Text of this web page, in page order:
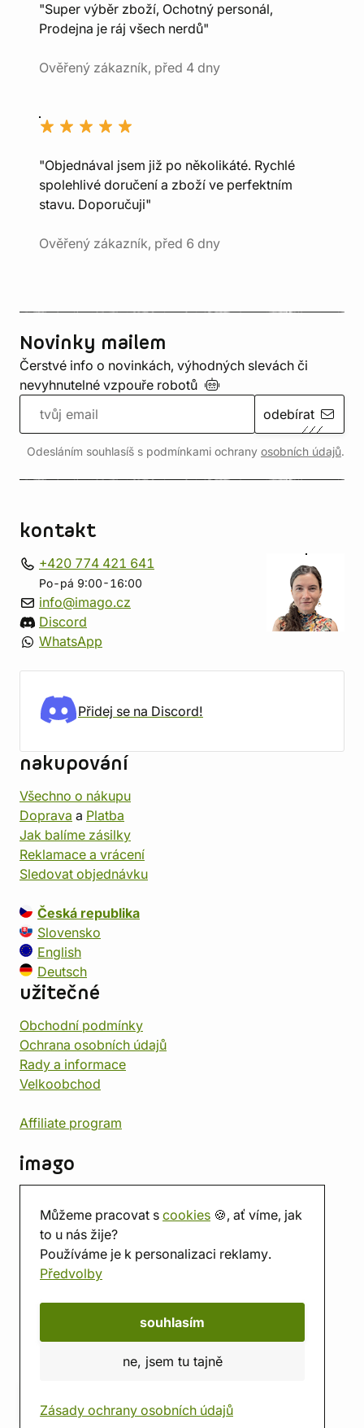
Můžeme pracovat s cookies 🍪, ať víme, jak
to u nás žije?
Používáme je k personalizaci reklamy.
Předvolby
souhlasím
ne, jsem tu tajně
Zásady ochrany osobních údajů
"Super výběr zboží, Ochotný personál,
Prodejna je ráj všech nerdů"
Ověřený zákazník, před 4 dny
"Objednával jsem již po několikáté. Rychlé
spolehlivé doručení a zboží ve perfektním
stavu. Doporučuji"
Ověřený zákazník, před 6 dny
Novinky mailem
Čerstvé info o novinkách, výhodných slevách či
nevyhnutelné vzpouře robotů
odebírat
Odesláním souhlasíš s podmínkami ochrany osobních údajů.
kontakt
+420 774 421 641
Po-pá 9:00-16:00
info@imago.cz
Discord
WhatsApp
Přidej se na Discord!
nakupování
Všechno o nákupu
Doprava a Platba
Jak balíme zásilky
Reklamace a vrácení
Sledovat objednávku
Česká republika
Slovensko
English
Deutsch
užitečné
Obchodní podmínky
Ochrana osobních údajů
Rady a informace
Velkoobchod
Affiliate program
imago
Prodejna
Herna
O nás
Hodnocení obchodu